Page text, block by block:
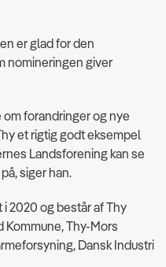
er glad for den
nomineringen giver
om forandringer og nye
et rigtig godt eksempel
Landsforening kan se
siger han.
2020 og består af Thy
Kommune, Thy-Mors
Dansk Industri